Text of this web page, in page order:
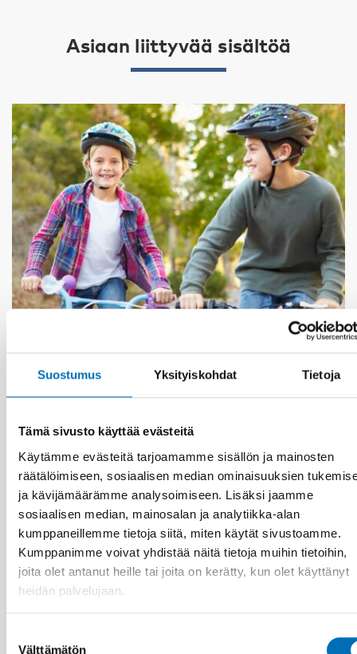
Suostumus Yksityiskohdat Tietoja
Tämä sivusto käyttää evästeitä
Käytämme evästeitä tarjoamamme sisällön ja mainosten
räätälöimiseen, sosiaalisen median ominaisuuksien
ja kävijämäärämme analysoimiseen. Lisäksi jaamme
sosiaalisen median, mainosalan ja analytiikka-alan
kumppaneillemme tietoja siitä, miten käytät sivustoamme.
Kumppanimme voivat yhdistää näitä tietoja muihin tietoihin,
joita olet antanut heille tai joita on kerätty, kun olet käyttänyt
heidän palvelujaan.
Välttämätön
Asiaan liittyvää sisältöä
KANSANTERVEYS